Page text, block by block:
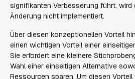
signifikanten Verbesserung führt, wird
Änderung nicht implementiert.
Über diesen konzeptionellen Vorteil
einen wichtigen Vorteil einer
Sie erfordert eine kleinere
Wahl einer einseitigen Alternative
Ressourcen sparen. Um diesen